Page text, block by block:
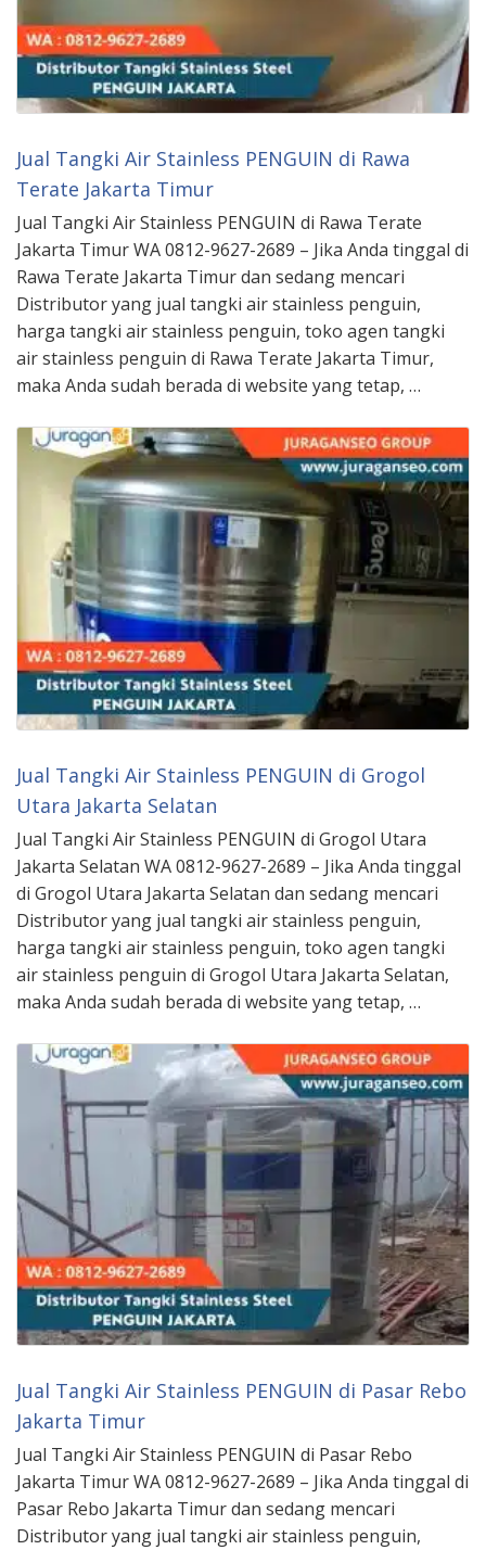
Jual Tangki Air Stainless PENGUIN di Rawa
Terate Jakarta Timur
Jual Tangki Air Stainless PENGUIN di Rawa Terate
Jakarta Timur WA 0812-9627-2689 – Jika Anda tinggal di
Rawa Terate Jakarta Timur dan sedang mencari
Distributor yang jual tangki air stainless penguin,
harga tangki air stainless penguin, toko agen tangki
air stainless penguin di Rawa Terate Jakarta Timur,
maka Anda sudah berada di website yang tetap, …
Jual Tangki Air Stainless PENGUIN di Grogol
Utara Jakarta Selatan
Jual Tangki Air Stainless PENGUIN di Grogol Utara
Jakarta Selatan WA 0812-9627-2689 – Jika Anda tinggal
di Grogol Utara Jakarta Selatan dan sedang mencari
Distributor yang jual tangki air stainless penguin,
harga tangki air stainless penguin, toko agen tangki
air stainless penguin di Grogol Utara Jakarta Selatan,
maka Anda sudah berada di website yang tetap, …
Jual Tangki Air Stainless PENGUIN di Pasar Rebo
Jakarta Timur
Jual Tangki Air Stainless PENGUIN di Pasar Rebo
Jakarta Timur WA 0812-9627-2689 – Jika Anda tinggal di
Pasar Rebo Jakarta Timur dan sedang mencari
Distributor yang jual tangki air stainless penguin,